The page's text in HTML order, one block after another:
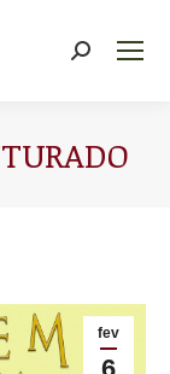
Buscar
fev